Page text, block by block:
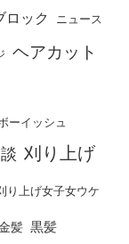
ロック ニュース
ヘアカット
ーイッシュ
刈り上げ
り上げ女子女ウケ
髪 黒髪